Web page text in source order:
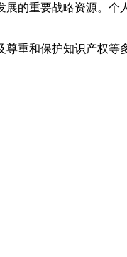
的重要战略资源。
重和保护知识产权